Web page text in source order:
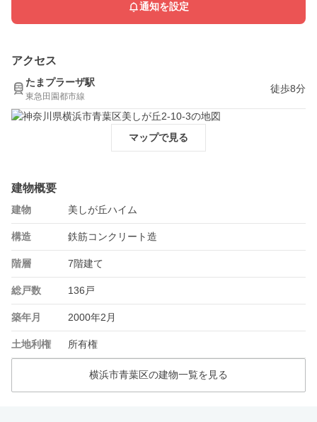
通知を設定
アクセス
たまプラーザ駅
東急田園都市線
徒歩8分
マップで見る
建物概要
建物 美しが丘ハイム
構造 鉄筋コンクリート造
階層 7階建て
総戸数 136戸
築年月 2000年2月
土地利権 所有権
横浜市青葉区の建物一覧を見る